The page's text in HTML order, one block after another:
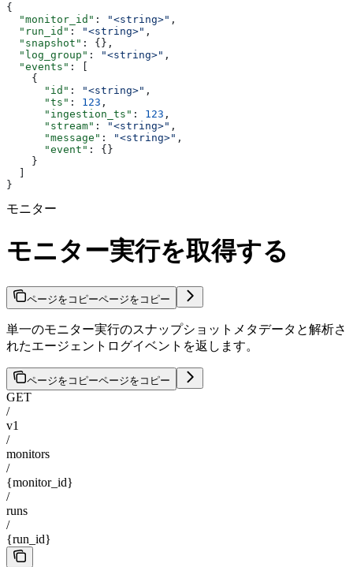
{
  "monitor_id"
: "<string>" ,
  "run_id"
: "<string>" ,
  "snapshot"
: {},
  "log_group"
: "<string>" ,
  "events"
: [
    {
      "id"
: "<string>" ,
      "ts"
: 123 ,
      "ingestion_ts"
: 123 ,
      "stream"
: "<string>" ,
      "message"
: "<string>" ,
      "event"
: {}
    }
}
モニター
モニター実行を取得する
ページをコピーページをコピー
単一のモニター実行のスナップショットメタデータと解析さ
れたエージェントログイベントを返します。
ページをコピーページをコピー
GET
/
v1
/
monitors
/
{monitor_id}
/
runs
/
{run_id}